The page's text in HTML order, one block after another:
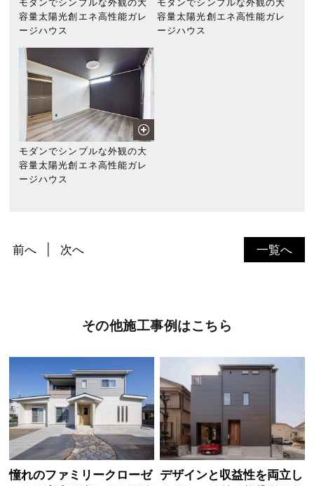
モダンでシンプルな外観の大
容量太陽光創エネ高性能ガレ
ージハウス
モダンでシンプルな外観の大
容量太陽光創エネ高性能ガレ
ージハウス
モダンでシンプルな外観の大
容量太陽光創エネ高性能ガレ
ージハウス
一覧へ
前へ 次へ
その他施工事例はこちら
憧れのファミリークローゼ デザインと収益性を両立し